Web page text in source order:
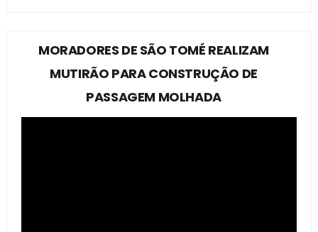
MORADORES DE SÃO TOMÉ REALIZAM
MUTIRÃO PARA CONSTRUÇÃO DE
PASSAGEM MOLHADA